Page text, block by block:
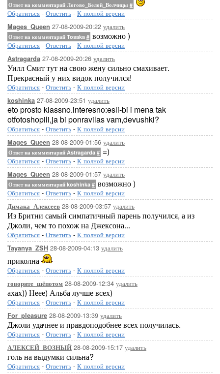
Ответ на комментарий Логово_Белой_Волчицы #
Обратиться - Ответить - К полной версии
Mages_Queen 27-08-2009-20:22 удалить
Ответ на комментарий Tosaka # возможно )
Обратиться - Ответить - К полной версии
Astragarda 27-08-2009-20:26 удалить
Уилл Смит тут на свою жену сильно смахивает.
Прекрасный у них видок получился!
Обратиться - Ответить - К полной версии
koshinka 27-08-2009-23:51 удалить
eto prosto klassno.interesno:esli-bi i mena tak
otfotoshopili,ja bi ponravilas vam,devushki?
Обратиться - Ответить - К полной версии
Mages_Queen 28-08-2009-01:56 удалить
Ответ на комментарий Astragarda # =)
Обратиться - Ответить - К полной версии
Mages_Queen 28-08-2009-01:57 удалить
Ответ на комментарий koshinka # возможно )
Обратиться - Ответить - К полной версии
Димака_Алексеев 28-08-2009-03:57 удалить
Из Бритни самый симпатичный парень получился, а из
Джоли, чем то похож на Джексона...
Обратиться - Ответить - К полной версии
Tayanya_ZSH 28-08-2009-04:13 удалить
приколна
Обратиться - Ответить - К полной версии
говорите_шёпотом 28-08-2009-12:34 удалить
ахах)) Неее) Альба лучше всех)
Обратиться - Ответить - К полной версии
For_pleasure 28-08-2009-13:39 удалить
Джоли удачнее и правдоподобнее всех получилась.
Обратиться - Ответить - К полной версии
АЛЕКСЕЙ_ВОЗНЫЙ 28-08-2009-15:17 удалить
голь на выдумки сильна?
Обратиться - Ответить - К полной версии